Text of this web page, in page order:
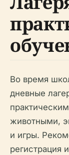
Во время
дневные
животными,
и игры.
регистрация